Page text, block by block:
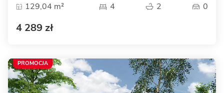
129,04 m²
4 2 0
4 289 zł
PROMOCJA